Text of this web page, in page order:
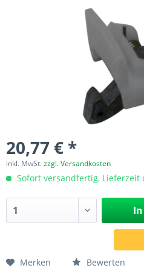
20,77 € *
inkl. MwSt.zzgl. Versandkosten
Sofort versandfertig, Lieferzeit
Merken Bewerten